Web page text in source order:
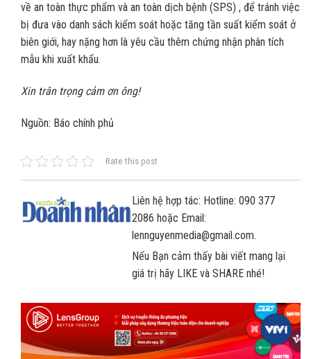
về an toàn thực phẩm và an toàn dịch bệnh (SPS) , để tránh việc
bị đưa vào danh sách kiểm soát hoặc tăng tần suất kiểm soát ở
biên giới, hay nặng hơn là yêu cầu thêm chứng nhận phân tích
mẫu khi xuất khẩu.
Xin trân trọng cảm ơn ông!
Nguồn: Báo chính phủ
Rate this post
Liên hệ hợp tác: Hotline: 090 377
2086 hoặc Email:
lennguyenmedia@gmail.com.
Nếu Bạn cảm thấy bài viết mang lại
giá trị hãy LIKE và SHARE nhé!